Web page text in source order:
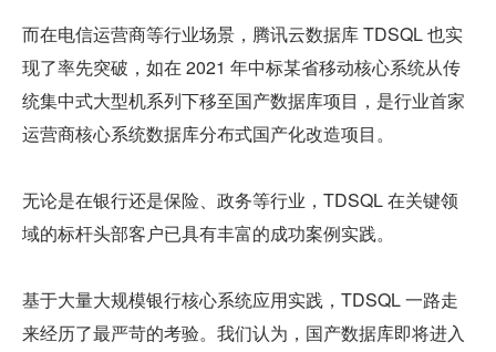
而在电信运营商等行业场景，腾讯云数据库 TDSQL 也实
现了率先突破，如在 2021 年中标某省移动核心系统从传
统集中式大型机系列下移至国产数据库项目，是行业首家
运营商核心系统数据库分布式国产化改造项目。
无论是在银行还是保险、政务等行业，TDSQL 在关键领
域的标杆头部客户已具有丰富的成功案例实践。
基于大量大规模银行核心系统应用实践，TDSQL 一路走
来经历了最严苛的考验。我们认为，国产数据库即将进入